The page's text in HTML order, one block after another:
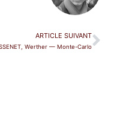
ARTICLE SUIVANT
Werther — Monte-Carlo